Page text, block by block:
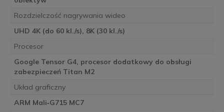
Rozdzielczość nagrywania wideo
UHD 4K (do 60 kl./s), 8K (30 kl./s)
Procesor
Google Tensor G4, procesor dodatkowy do obsługi
zabezpieczeń Titan M2
Układ graficzny
ARM Mali‑G715 MC7